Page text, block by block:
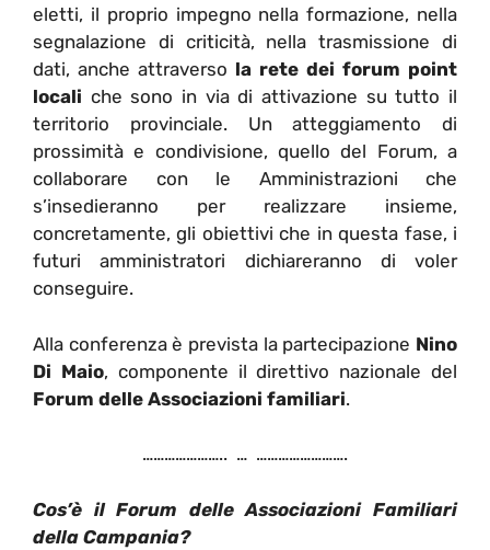
eletti, il proprio impegno nella formazione, nella
segnalazione di criticità, nella trasmissione di
dati, anche attraverso la rete dei forum point
locali che sono in via di attivazione su tutto il
territorio provinciale. Un atteggiamento di
prossimità e condivisione, quello del Forum, a
collaborare con le Amministrazioni che
s’insedieranno per realizzare insieme,
concretamente, gli obiettivi che in questa fase, i
futuri amministratori dichiareranno di voler
conseguire.
Alla conferenza è prevista la partecipazione Nino
Di Maio, componente il direttivo nazionale del
Forum delle Associazioni familiari.
………………….. … …………………….
Cos’è il Forum delle Associazioni Familiari
della Campania?